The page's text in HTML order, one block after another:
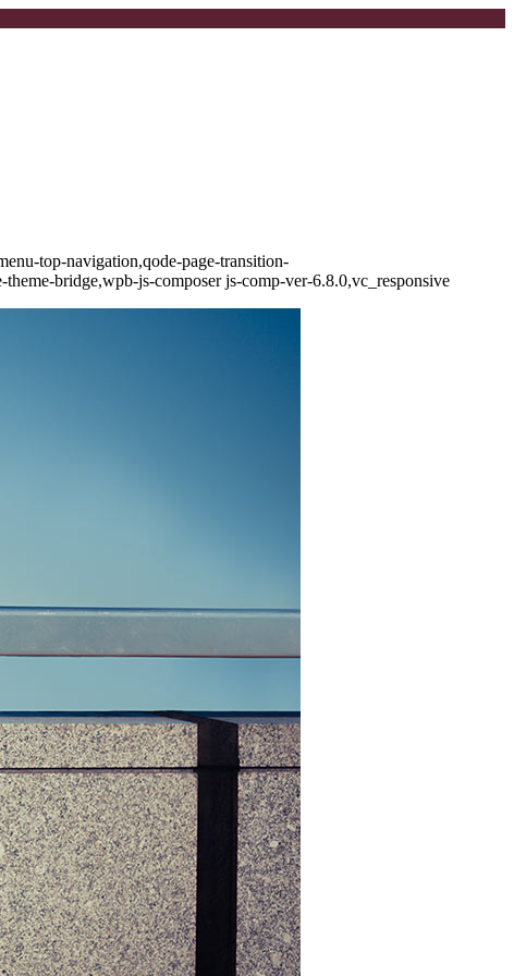
top-navigation,qode-page-transition-
bridge,wpb-js-composer js-comp-ver-6.8.0,vc_responsive